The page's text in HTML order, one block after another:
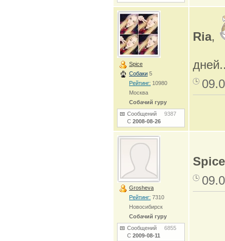
Spice
Собаки 5
Рейтинг: 10980
Москва
Собачий гуру
Сообщений 9387
С 2008-08-26
Ria,
Grosheva
Рейтинг: 7310
Новосибирск
Собачий гуру
Сообщений 6855
С 2009-08-11
Spice